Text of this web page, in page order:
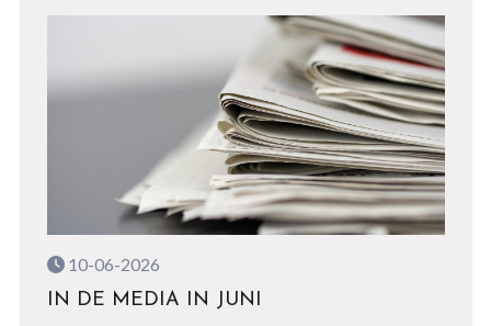
10-06-2026
IN DE MEDIA IN JUNI